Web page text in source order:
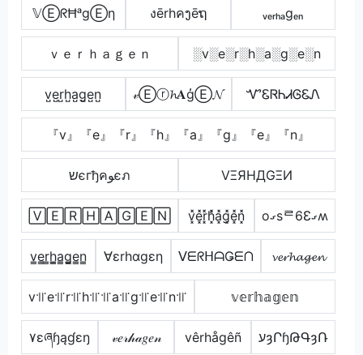
𝕍ⒺᖇĦᵃgⒺη งērhคງēຖ ᵥₑᵣₕₐgₑₙ
ｖｅｒｈａｇｅｎ ░v░e░r░h░a░g░e░n
v̺e̺r̺h̺a̺g̺e̺n̺ 𝓋Ⓔⓡ𝓱𝐀ģⒺ𝓝 ᏉᏋᏒᏂᏗᎶᏋᏁ
『v』『e』『r』『h』『a』『g』『e』『n』
שєгђคﻮєภ VΞЯHДGΞИ
🅅🄴🅁🄷🄰🄶🄴🄽 v͓̽e͓̽r͓̽h͓̽̾a͓̽g͓̽e͓̽n͓̽ oގsᄅ6Ɛގʍ
v̳e̳r̳h̳̲a̳g̳e̳n̳ ∀εrhαgεη ᐯᗴᖇᕼᗩǤᗴᑎ 𝓿𝓮𝓻𝓱𝓪𝓰𝓮𝓷
v꜉꜍e꜉꜍r꜉꜍h꜉꜍꜉꜍a꜉꜍g꜉꜍e꜉꜍n꜉꜍ 𝕧𝕖𝕣𝕙𝕒𝕘𝕖𝕟
۷ɛཞɧąɠɛŋ 𝓋𝑒𝓇𝒽𝒶𝑔𝑒𝓃 vêrhågêñ עȝՐɧԹԳȝՌ